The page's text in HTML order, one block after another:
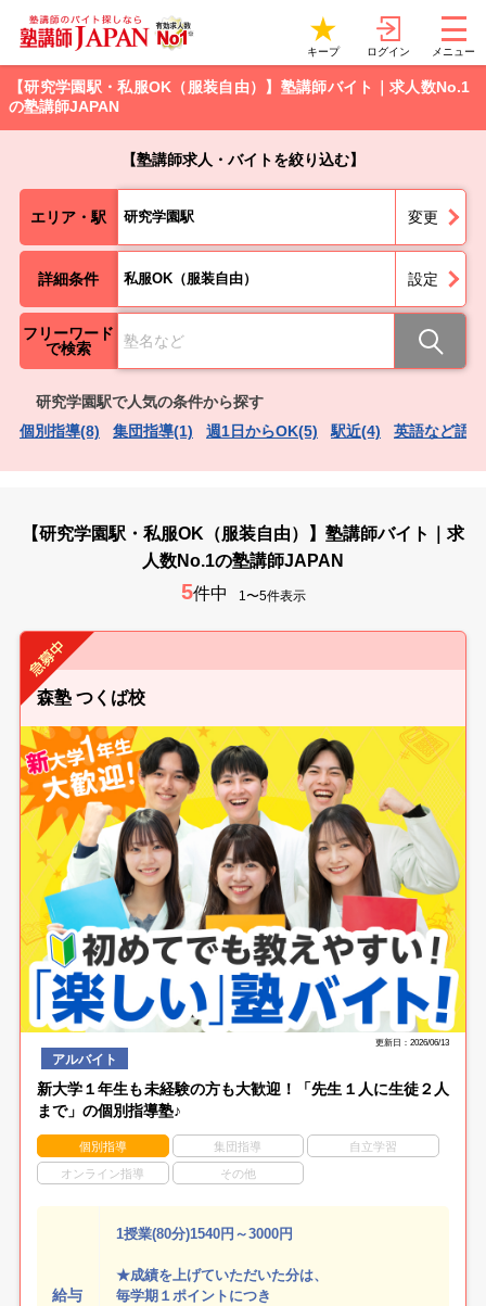
キープ ログイン メニュー
【研究学園駅・私服OK（服装自由）】塾講師バイト｜求人数No.1
の塾講師JAPAN
【塾講師求人・バイトを絞り込む】
エリア・駅 研究学園駅 変更
詳細条件 私服OK（服装自由） 設定
フリーワード
で検索
研究学園駅で人気の条件から探す
個別指導(8)
集団指導(1) 週1日からOK(5) 駅近(4) 英語など語
【研究学園駅・私服OK（服装自由）】塾講師バイト｜求
人数No.1の塾講師JAPAN
5件中 1〜5件表示
森塾 つくば校
更新日：2026/06/13
アルバイト
新大学１年生も未経験の方も大歓迎！「先生１人に生徒２人
まで」の個別指導塾♪
個別指導 集団指導 自立学習
オンライン指導 その他
給与
1授業(80分)1540円～3000円
★成績を上げていただいた分は、
毎学期１ポイントにつき